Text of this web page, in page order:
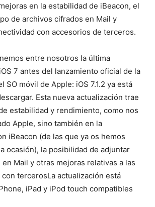
en la estabilidad de iBeacon, el
de archivos cifrados en Mail y
con accesorios de terceros.
entre nosotros la última
7 antes del lanzamiento oficial de la
SO móvil de Apple: iOS 7.1.2 ya está
Esta nueva actualización trae
estabilidad y rendimiento, como nos
Apple, sino también en la
iBeacon (de las que ya os hemos
ocasión), la posibilidad de adjuntar
Mail y otras mejoras relativas a las
tercerosLa actualización está
iPad y iPod touch compatibles